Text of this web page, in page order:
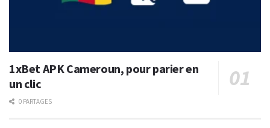
1xBet APK Cameroun, pour parier en
un clic
0 PARTAGES